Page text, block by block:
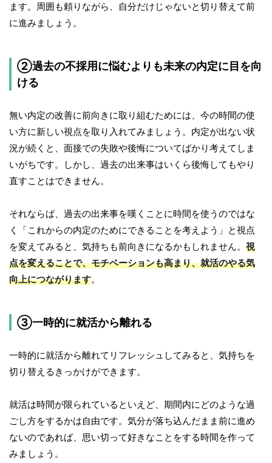
ます。周囲も頼りながら、自分だけじゃないと切り替えて前
に進みましょう。
②過去の不採用に悩むよりも未来の内定に目を向
ける
無い内定の改善に前向きに取り組むためには、今の時間の使
い方に新しい視点を取り入れてみましょう。内定が出ない状
況が続くと、面接での失敗や後悔についてばかり考えてしま
いがちです。しかし、過去の出来事はいくら後悔してもやり
直すことはできません。
それならば、過去の出来事を嘆くことに時間を使うのではな
く「これからの内定のためにできることを考えよう」と視点
を変えてみると、気持ちも前向きになるかもしれません。 視
点を変えることで、モチベーションも高まり、就活のやる気
向上につながります。
③一時的に就活から離れる
一時的に就活から離れてリフレッシュしてみると、気持ちを
切り替えるきっかけができます。
就活は時間が限られているといえど、期間内にどのような過
ごし方をするかは自由です。気分が落ち込んだまま前に進め
ないのであれば、思い切って好きなことをする時間を作って
みましょう。